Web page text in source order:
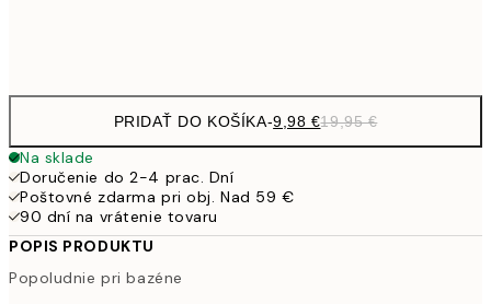
PRIDAŤ DO KOŠÍKA-9,98 €19,95 €
Na sklade
Doručenie do 2-4 prac. Dní
Poštovné zdarma pri obj. Nad 59 €
90 dní na vrátenie tovaru
POPIS PRODUKTU
Popoludnie pri bazéne